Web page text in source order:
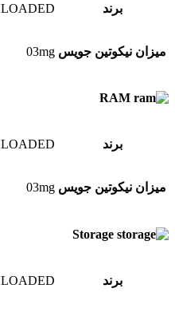
برند LOADED
میزان نیکوتین جویس 03mg
RAM
برند LOADED
میزان نیکوتین جویس 03mg
Storage
برند LOADED